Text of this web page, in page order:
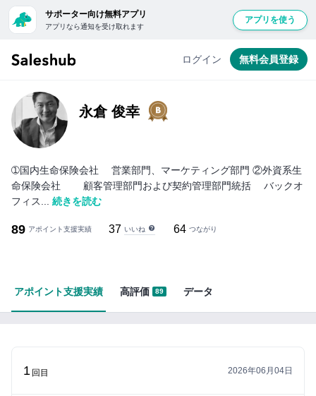
サポーター向け無料アプリ
アプリなら通知を受け取れます
アプリを使う
ログイン 無料会員登録
永倉 俊幸
➀国内生命保険会社 営業部門、マーケティング部門 ②外資系生
命保険会社 顧客管理部門および契約管理部門統括 バックオ
フィス...
続きを読む
89 アポイント支援実績 37 いいね 64 つながり
アポイント支援実績 高評価 89 データ
1 回目 2026年06月04日
無
料
員
登
録
し
ロ
グ
ン
と
で